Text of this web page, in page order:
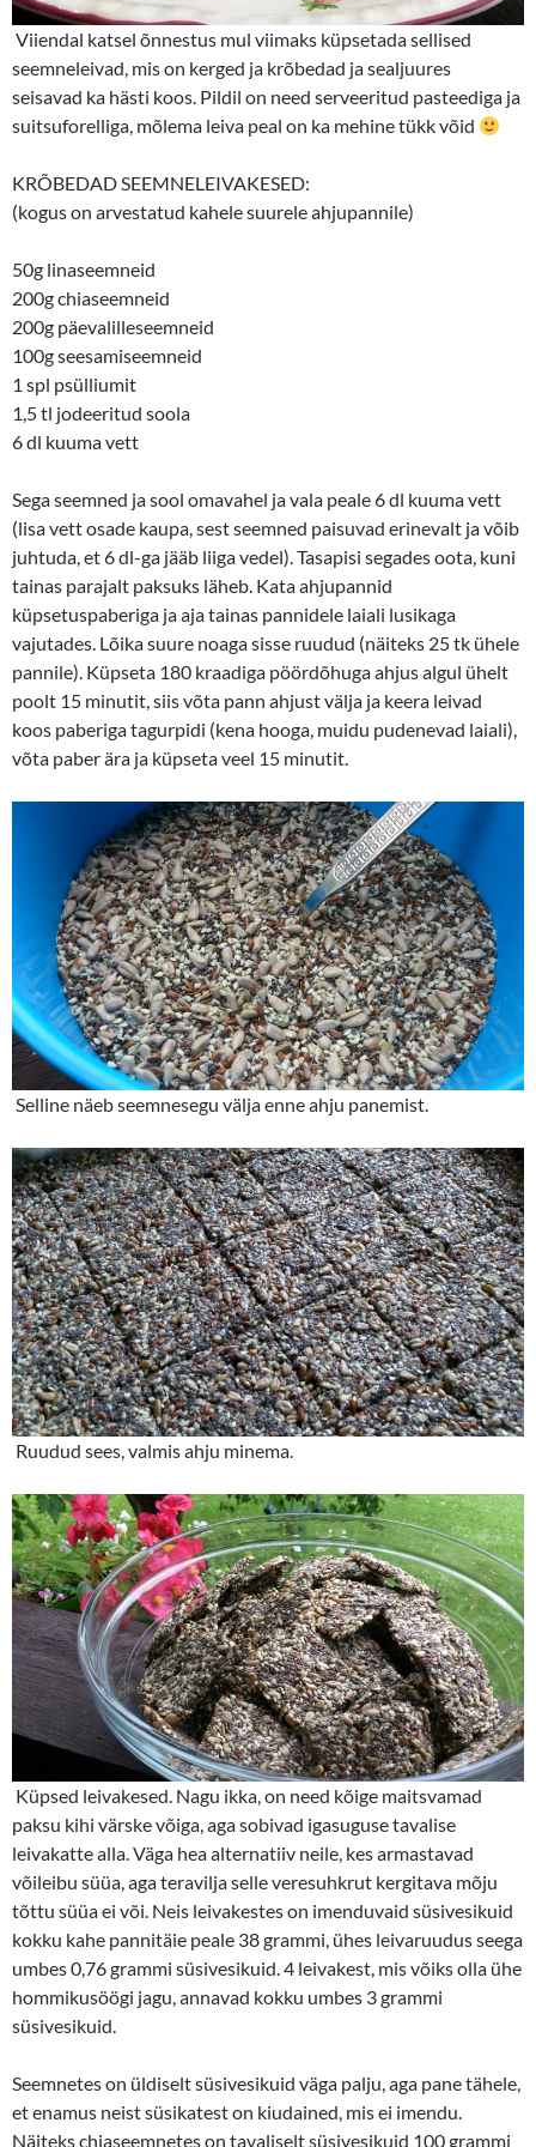
Viiendal katsel õnnestus mul viimaks küpsetada sellised
seemneleivad, mis on kerged ja krõbedad ja sealjuures
seisavad ka hästi koos. Pildil on need serveeritud pasteediga ja
suitsuforelliga, mõlema leiva peal on ka mehine tükk võid
KRÕBEDAD SEEMNELEIVAKESED:
(kogus on arvestatud kahele suurele ahjupannile)
50g linaseemneid
200g chiaseemneid
200g päevalilleseemneid
100g seesamiseemneid
1 spl psülliumit
1,5 tl jodeeritud soola
6 dl kuuma vett
Sega seemned ja sool omavahel ja vala peale 6 dl kuuma vett
(lisa vett osade kaupa, sest seemned paisuvad erinevalt ja võib
juhtuda, et 6 dl-ga jääb liiga vedel). Tasapisi segades oota, kuni
tainas parajalt paksuks läheb. Kata ahjupannid
küpsetuspaberiga ja aja tainas pannidele laiali lusikaga
vajutades. Lõika suure noaga sisse ruudud (näiteks 25 tk ühele
pannile). Küpseta 180 kraadiga pöördõhuga ahjus algul ühelt
poolt 15 minutit, siis võta pann ahjust välja ja keera leivad
koos paberiga tagurpidi (kena hooga, muidu pudenevad laiali),
võta paber ära ja küpseta veel 15 minutit.
Selline näeb seemnesegu välja enne ahju panemist.
Ruudud sees, valmis ahju minema.
Küpsed leivakesed. Nagu ikka, on need kõige maitsvamad
paksu kihi värske võiga, aga sobivad igasuguse tavalise
leivakatte alla. Väga hea alternatiiv neile, kes armastavad
võileibu süüa, aga teravilja selle veresuhkrut kergitava mõju
tõttu süüa ei või. Neis leivakestes on imenduvaid süsivesikuid
kokku kahe pannitäie peale 38 grammi, ühes leivaruudus seega
umbes 0,76 grammi süsivesikuid. 4 leivakest, mis võiks olla ühe
hommikusöögi jagu, annavad kokku umbes 3 grammi
süsivesikuid.
Seemnetes on üldiselt süsivesikuid väga palju, aga pane tähele,
et enamus neist süsikatest on kiudained, mis ei imendu.
Näiteks chiaseemnetes on tavaliselt süsivesikuid 100 grammi